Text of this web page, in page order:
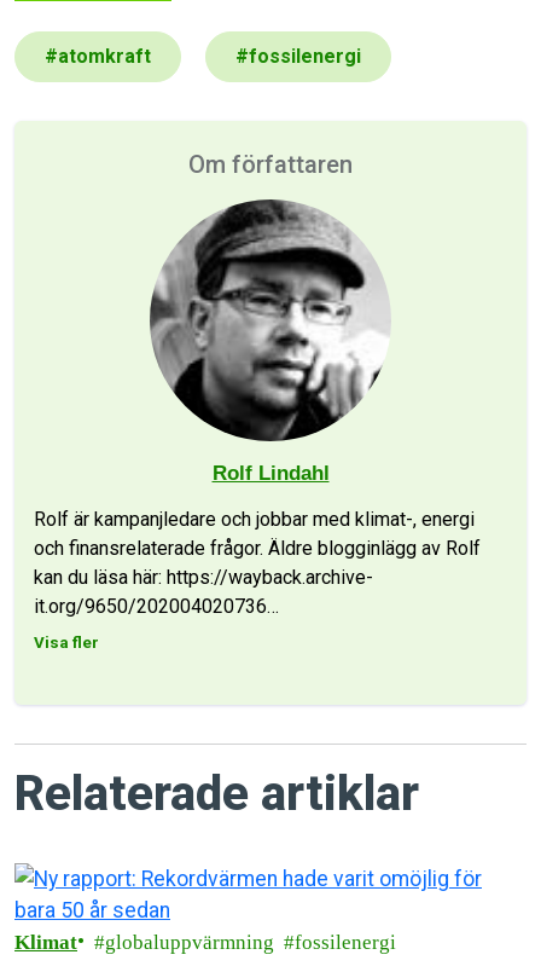
#atomkraft #fossilenergi
Om författaren
Rolf Lindahl
Rolf är kampanjledare och jobbar med klimat-, energi
och finansrelaterade frågor. Äldre blogginlägg av Rolf
kan du läsa här: https://wayback.archive-
it.org/9650/202004020736…
Visa fler
Relaterade artiklar
Klimat globaluppvärmning fossilenergi